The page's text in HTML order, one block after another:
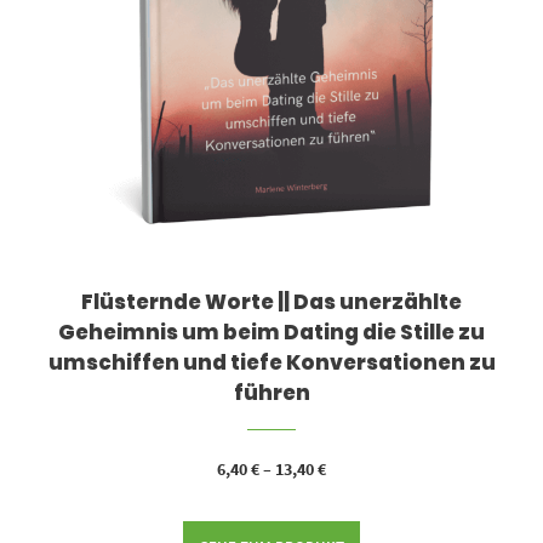
Flüsternde Worte || Das unerzählte
Geheimnis um beim Dating die Stille zu
umschiffen und tiefe Konversationen zu
führen
6,40€– 13,40€